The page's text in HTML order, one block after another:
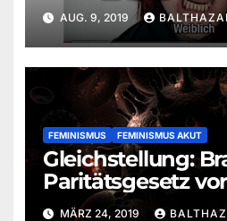
AUG. 9, 2019
FEMINISMUS FEMINISMUS AKUT
Gleichstellung:
Paritätsgesetz
MÄRZ 24, 2019